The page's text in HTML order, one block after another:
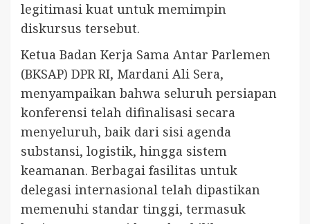
legitimasi kuat untuk memimpin
diskursus tersebut.
Ketua Badan Kerja Sama Antar Parlemen
(BKSAP) DPR RI, Mardani Ali Sera,
menyampaikan bahwa seluruh persiapan
konferensi telah difinalisasi secara
menyeluruh, baik dari sisi agenda
substansi, logistik, hingga sistem
keamanan. Berbagai fasilitas untuk
delegasi internasional telah dipastikan
memenuhi standar tinggi, termasuk